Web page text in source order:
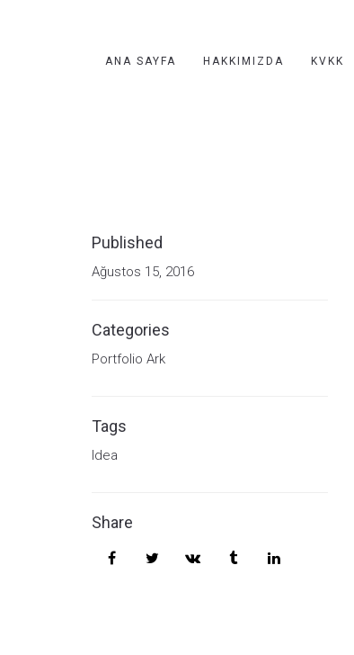
ANA SAYFA HAKKIMIZDA KVKK
Published
Ağustos 15, 2016
Categories
Portfolio Ark
Tags
Idea
Share